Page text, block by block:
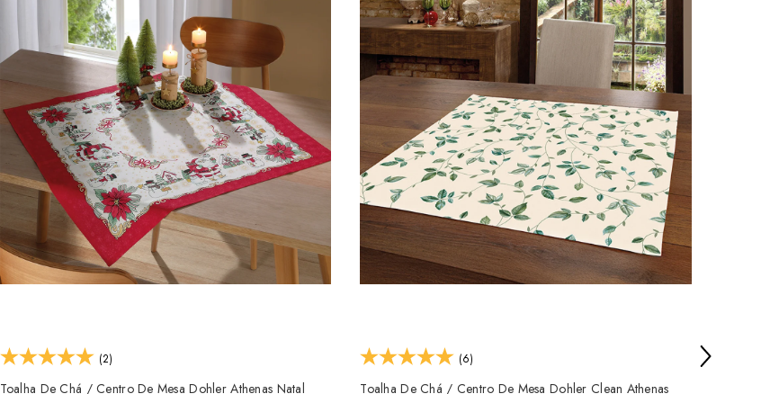
(2)
Toalha De Chá / Centro De Mesa Dohler Athenas Natal
(6)
Toalha De Chá / Centro De Mesa Dohler Clean Athenas